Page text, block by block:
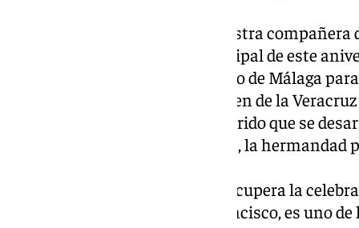
6. Exaltación final; por nuestra compañera
El 3 de mayo, es el día principal de este
realizado solicitud al Obispo de Málaga
será concelebrada y, la Virgen de la
extraordinario por un recorrido que se
colegios religiosos a los que, la hermandad
El 2 de agosto la cofradía recupera la
ganar el jubileo en San Francisco, es uno